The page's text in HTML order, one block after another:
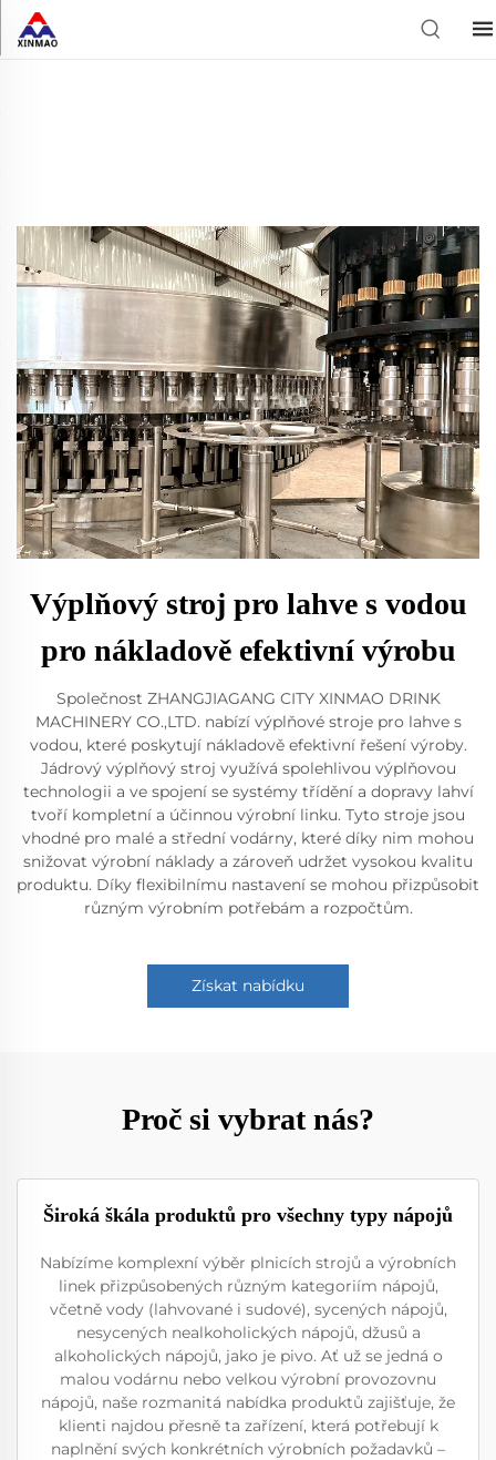
Výplňový stroj pro lahve s vodou
pro nákladově efektivní výrobu
Společnost ZHANGJIAGANG CITY XINMAO DRINK
MACHINERY CO.,LTD. nabízí výplňové stroje pro lahve s
vodou, které poskytují nákladově efektivní řešení výroby.
Jádrový výplňový stroj využívá spolehlivou výplňovou
technologii a ve spojení se systémy třídění a dopravy lahví
tvoří kompletní a účinnou výrobní linku. Tyto stroje jsou
vhodné pro malé a střední vodárny, které díky nim mohou
snižovat výrobní náklady a zároveň udržet vysokou kvalitu
produktu. Díky flexibilnímu nastavení se mohou přizpůsobit
různým výrobním potřebám a rozpočtům.
Získat nabídku
Proč si vybrat nás?
Široká škála produktů pro všechny typy nápojů
Nabízíme komplexní výběr plnicích strojů a výrobních
linek přizpůsobených různým kategoriím nápojů,
včetně vody (lahvované i sudové), sycených nápojů,
nesycených nealkoholických nápojů, džusů a
alkoholických nápojů, jako je pivo. Ať už se jedná o
malou vodárnu nebo velkou výrobní provozovnu
nápojů, naše rozmanitá nabídka produktů zajišťuje, že
klienti najdou přesně ta zařízení, která potřebují k
naplnění svých konkrétních výrobních požadavků –